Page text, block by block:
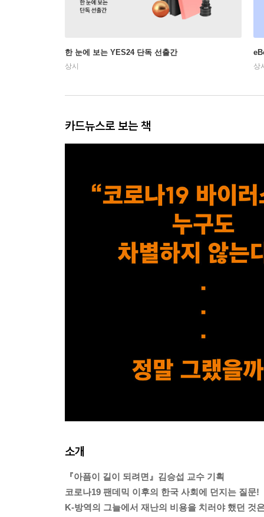
한 눈에 보는 YES24 단독 선출간
상시 상
카드뉴스로 보는 책
소개
『아픔이 길이 되려면』김승섭 교수 기획
코로나19 팬데믹 이후의 한국 사회에 던지는 질문!
K-방역의 그늘에서 재난의 비용을 치러야 했던 것